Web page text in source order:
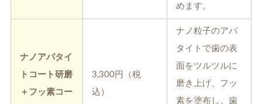
めます。
ナノアパタイ
トコート研磨
＋フッ素コー
3,300円（税
込）
ナノ粒子のアパ
タイトで歯の表
面をツルツルに
磨き上げ、フッ
素を塗布し、歯